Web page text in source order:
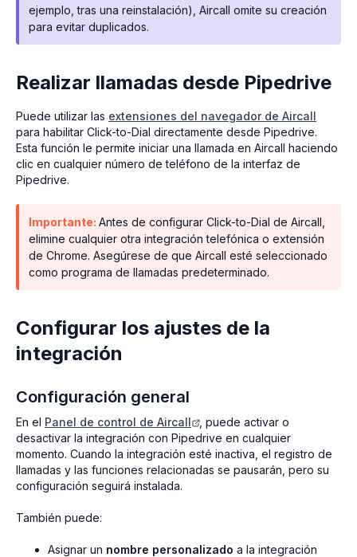
ejemplo, tras una reinstalación), Aircall omite su creación
para evitar duplicados.
Realizar llamadas desde Pipedrive
Puede utilizar las extensiones del navegador de Aircall
para habilitar Click-to-Dial directamente desde Pipedrive.
Esta función le permite iniciar una llamada en Aircall haciendo
clic en cualquier número de teléfono de la interfaz de
Pipedrive.
Importante: Antes de configurar Click-to-Dial de Aircall,
elimine cualquier otra integración telefónica o extensión
de Chrome. Asegúrese de que Aircall esté seleccionado
como programa de llamadas predeterminado.
Configurar los ajustes de la
integración
Configuración general
En el Panel de control de Aircall
, puede activar o
desactivar la integración con Pipedrive en cualquier
momento. Cuando la integración esté inactiva, el registro de
llamadas y las funciones relacionadas se pausarán, pero su
configuración seguirá instalada.
También puede:
Asignar un nombre personalizado a la integración